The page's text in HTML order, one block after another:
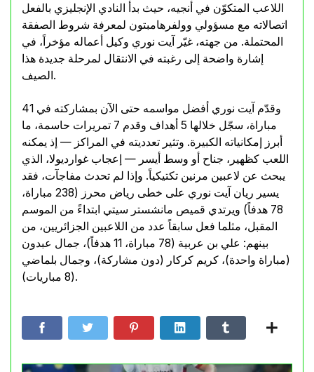
اللاعب المتكوّن في أنجيه، حيث بدأ النادي الإنجليزي بالفعل
اتصالاته مع مسؤولي وولفرهامبتون لمعرفة شروط الصفقة
المحتملة. من جهته، غيّر آيت نوري وكيل أعماله مؤخراً، في
إشارة واضحة إلى رغبته في الانتقال لمرحلة جديدة هذا
الصيف.
وقدّم آيت نوري أفضل مواسمه حتى الآن بمشاركته في 41
مباراة، سجّل خلالها 5 أهداف وقدم 7 تمريرات حاسمة، ما
أبرز إمكانياته الكبيرة. وتثير تعدديته في المراكز — إذ يمكنه
اللعب كظهير، جناح أو وسط أيسر — إعجاب غوارديولا، الذي
يبحث عن لاعبين مرنين تكتيكياً. وإذا لم تحدث مفاجآت، فقد
يسير ريان آيت نوري على خطى رياض محرز (238 مباراة،
78 هدفاً) ويرتدي قميص مانشستر سيتي ابتداءً من الموسم
المقبل، مثلما فعل سابقاً عدد من اللاعبين الجزائريين، من
بينهم: علي بن عربية (78 مباراة، 11 هدفاً)، جمال عبدون
(مباراة واحدة)، كريم كركار (دون مشاركة)، وجمال بلماضي
(8 مباريات).